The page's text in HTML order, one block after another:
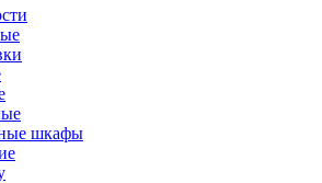
шкафы